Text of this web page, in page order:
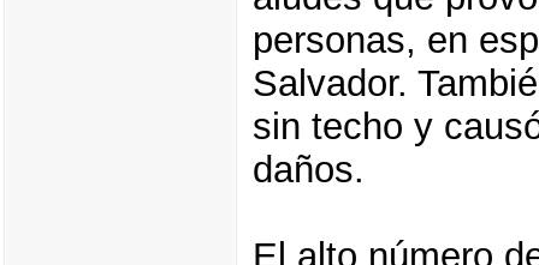
personas, en
Salvador.
sin techo y
daños.
El alto número